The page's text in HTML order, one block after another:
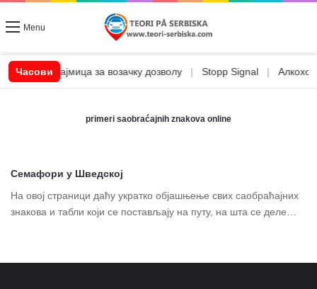
Menu
Часови
CSN позајмица за возачку дозволу | Stopp Signal Алкохол
primeri saobraćajnih znakova online
Семафори у Шведској
На овој страници даћу укратко објашњење свих саобраћајних
знакова и табли који се постављају на путу, на шта се деле…